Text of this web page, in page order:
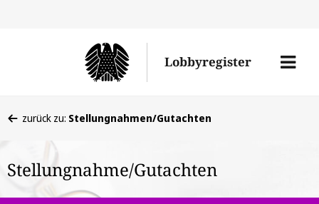
Lobbyregister
Menü
befinden
hier:
zurück zu: Stellungnahmen/Gutachten
Stellungnahme/Gutachten